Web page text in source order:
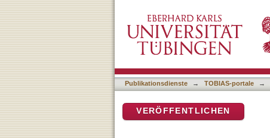
Publikationsdienste → TOBIAS-portale →
VERÖFFENTLICHEN